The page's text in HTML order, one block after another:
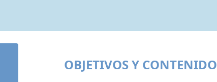
OBJETIVOS Y CONTENIDO